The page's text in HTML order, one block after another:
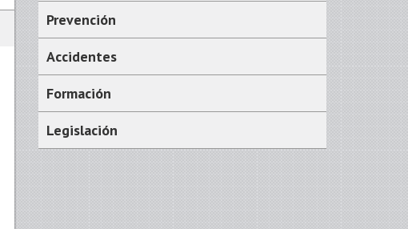
Prevención
Accidentes
Formación
Legislación